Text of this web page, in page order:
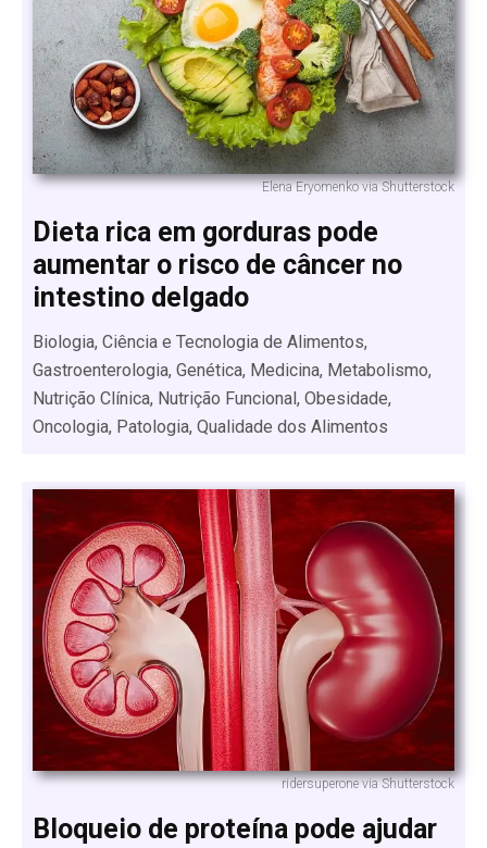
Elena Eryomenko via Shutterstock
Dieta rica em gorduras pode
aumentar o risco de câncer no
intestino delgado
Biologia, Ciência e Tecnologia de Alimentos,
Gastroenterologia, Genética, Medicina, Metabolismo,
Nutrição Clínica, Nutrição Funcional, Obesidade,
Oncologia, Patologia, Qualidade dos Alimentos
ridersuperone via Shutterstock
Bloqueio de proteína pode ajudar